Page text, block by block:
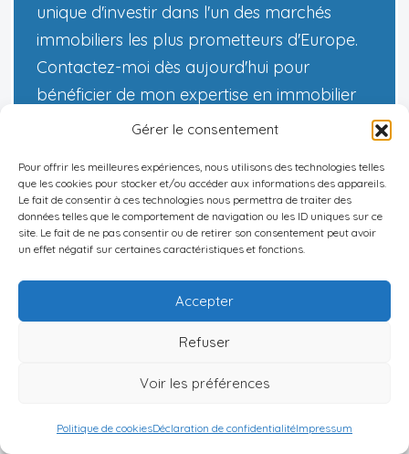
Gérer le consentement
Pour offrir les meilleures expériences, nous utilisons des technologies telles
que les cookies pour stocker et/ou accéder aux informations des appareils.
Le fait de consentir à ces technologies nous permettra de traiter des
données telles que le comportement de navigation ou les ID uniques sur ce
site. Le fait de ne pas consentir ou de retirer son consentement peut avoir
un effet négatif sur certaines caractéristiques et fonctions.
Accepter
Refuser
Voir les préférences
Politique de cookiesDéclaration de confidentialitéImpressum
unique d'investir dans l'un des marchés
immobiliers les plus prometteurs d'Europe.
Contactez-moi dès aujourd'hui pour
bénéficier de mon expertise en immobilier
international et découvrir les meilleures
portugaise. Ensemble, nous transformerons
votre vision d'une vie au bord de l'eau en
réalité !
Décharge de responsabilité :Les informations
fournies sur ce site web sont présentées à titre
informatif uniquement et ne constituent en
professionnels. Nous vous encourageons à